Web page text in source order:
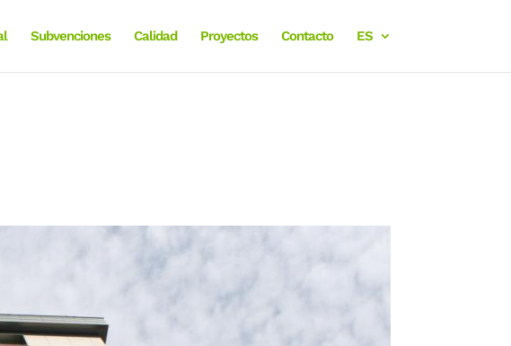
Subvenciones Calidad Proyectos Contacto ES